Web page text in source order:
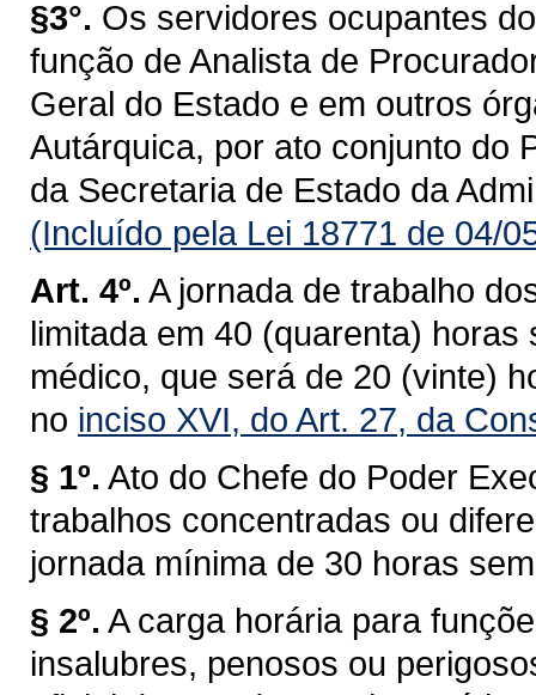
§3°. Os servidores ocupantes
função de Analista de
Geral do Estado e em outros
Autárquica, por ato conjunto do
da Secretaria de Estado da
(Incluído pela Lei 18771 de 04/
Art. 4º. A jornada de trabalho
limitada em 40 (quarenta)
médico, que será de 20 (vinte)
no inciso XVI, do Art. 27, da
§ 1º. Ato do Chefe do Poder
trabalhos concentradas ou
jornada mínima de 30 horas
§ 2º. A carga horária para
insalubres, penosos ou